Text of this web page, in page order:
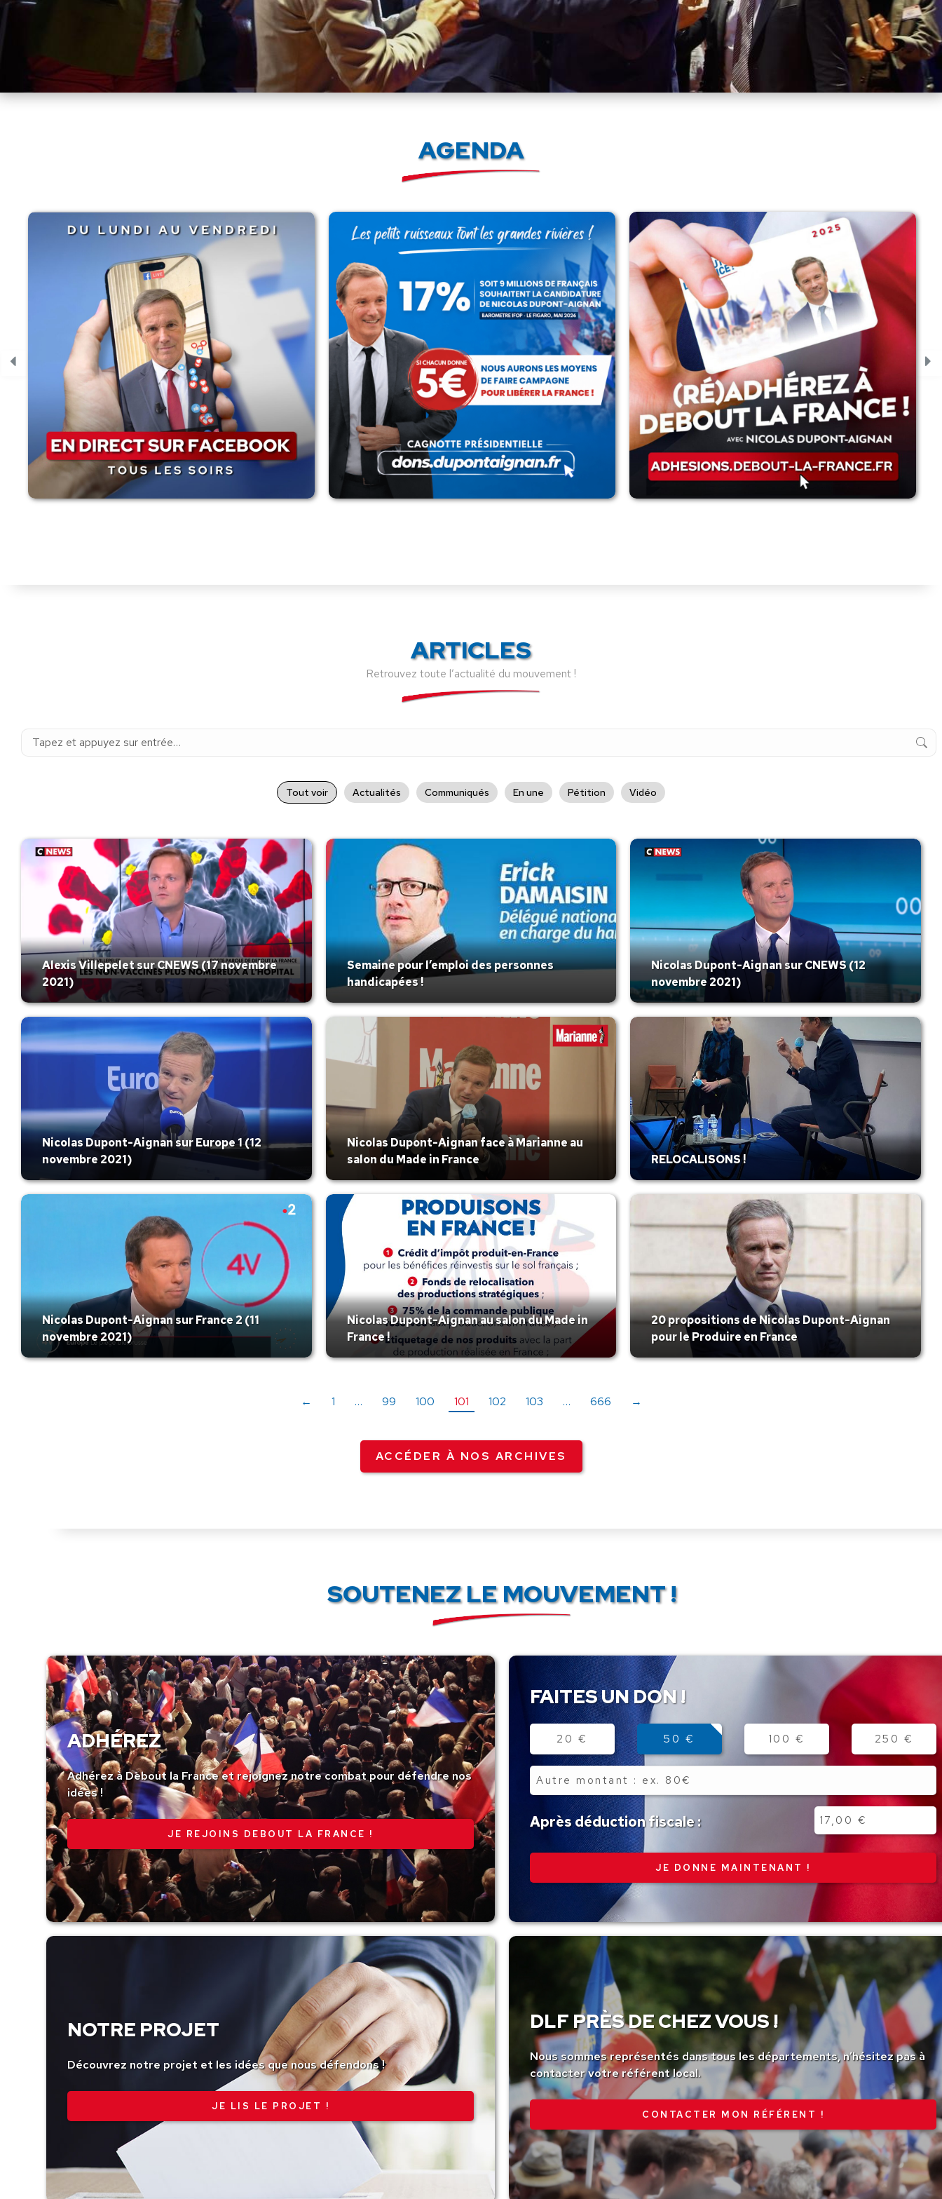
AGENDA
ARTICLES
Retrouvez toute l’actualité du mouvement !
Recherche
Tout voir Actualités Communiqués En une Pétition Vidéo
Alexis Villepelet sur CNEWS (17 novembre
2021)
Semaine pour l’emploi des personnes
handicapées !
Nicolas Dupont-Aignan sur CNEWS (12
novembre 2021)
Nicolas Dupont-Aignan sur Europe 1 (12
novembre 2021)
Nicolas Dupont-Aignan face à Marianne au
salon du Made in France
RELOCALISONS !
Nicolas Dupont-Aignan sur France 2 (11
novembre 2021)
Nicolas Dupont-Aignan au salon du Made in
France !
20 propositions de Nicolas Dupont-Aignan
pour le Produire en France
← 1 … 99 100 101 102 103 … 666 →
ACCÉDER À NOS ARCHIVES
SOUTENEZ LE MOUVEMENT !
ADHÉREZ
Adhérez à Debout la France et rejoignez notre combat pour défendre nos
idées !
JE REJOINS DEBOUT LA FRANCE !
FAITES UN DON !
Montant
20 € 50 € 100 € 250 €
Autre
montant
Après déduction fiscale :
NOTRE PROJET
Découvrez notre projet et les idées que nous défendons !
JE LIS LE PROJET !
DLF PRÈS DE CHEZ VOUS !
Nous sommes représentés dans tous les départements, n’hésitez pas à
contacter votre référent local.
CONTACTER MON RÉFÉRENT !